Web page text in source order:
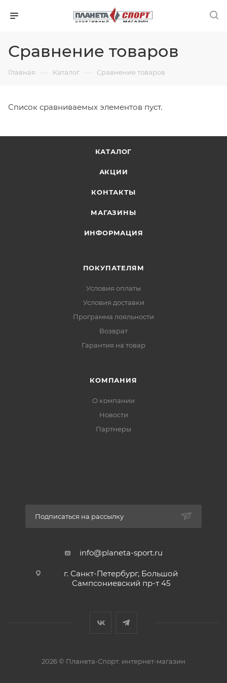
Сравнение товаров
Главная — Каталог — Сравнение товаров
Список сравниваемых элементов пуст.
КАТАЛОГ
АКЦИИ
КОНТАКТЫ
МАГАЗИНЫ
ИНФОРМАЦИЯ
ПОКУПАТЕЛЯМ
Условия оплаты
Условия доставки
Программа лояльности
Возврат
Гарантия на товар
КОМПАНИЯ
О компании
Новости
Партнеры
Подписаться на рассылку
info@planeta-sport.ru
г. Санкт-Петербург, Большой
Сампсониевский пр-т 45
2026 © Планета-Спорт: интернет-магазин